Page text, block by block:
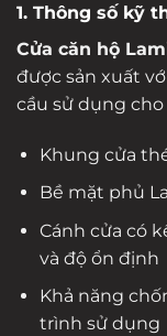
1. Thông số kỹ
Cửa căn hộ
được sản xuất
cầu sử dụng cho
Khung cửa
Bề mặt phủ
Cánh cửa có
và độ ổn định
Khả năng
trình sử dụng